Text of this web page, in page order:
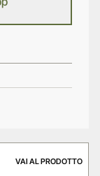
VAI AL PRODOTTO